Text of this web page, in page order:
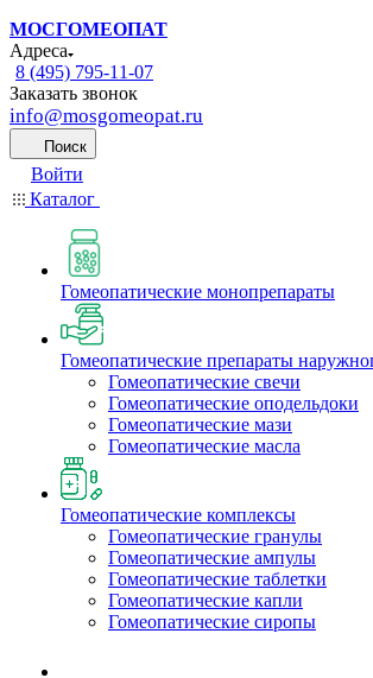
МОСГОМЕОПАТ
Адреса
8 (495) 795-11-07
Заказать звонок
info@mosgomeopat.ru
Поиск
Войти
Каталог
Гомеопатические монопрепараты
Гомеопатические препараты
Гомеопатические свечи
Гомеопатические оподельдоки
Гомеопатические мази
Гомеопатические масла
Гомеопатические комплексы
Гомеопатические гранулы
Гомеопатические ампулы
Гомеопатические таблетки
Гомеопатические капли
Гомеопатические сиропы